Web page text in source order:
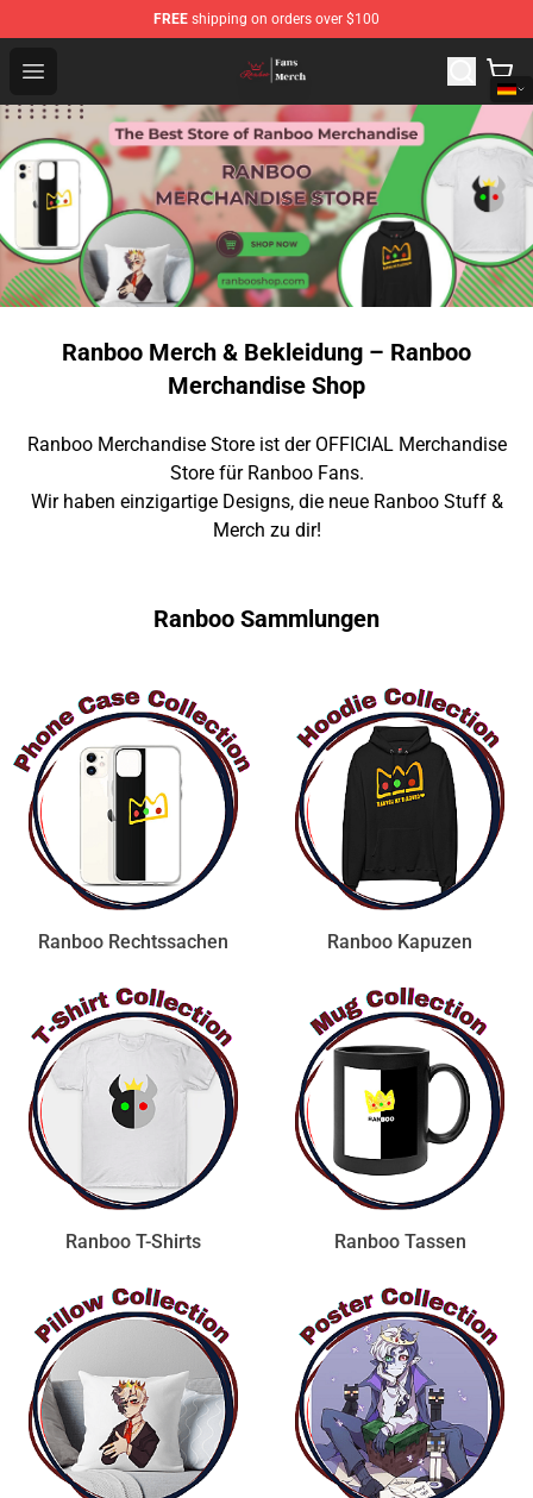
FREE shipping on orders over $100
Open menu
Ranboo Shop - Official Ranboo Merchandise Store
Ranboo Merch & Bekleidung – Ranboo
Merchandise Shop
Ranboo Merchandise Store ist der OFFICIAL Merchandise
Store für Ranboo Fans.
Wir haben einzigartige Designs, die neue Ranboo Stuff &
Merch zu dir!
Ranboo Sammlungen
Ranboo Rechtssachen Ranboo Kapuzen
Ranboo T-Shirts Ranboo Tassen